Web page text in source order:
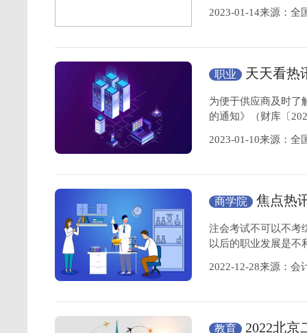
2023-01-14来源：全
职业
天天看热
2023年政府采
为便于供应商及时了
的通知》（财库〔
2023-01-10来源：全
商学院 焦点热
注会考试不可以不考
以后的职业发展是不
2022-12-28来源：会
教育 2022北京